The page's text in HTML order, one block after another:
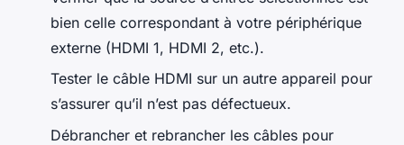
bien celle correspondant à votre périphérique
externe (HDMI 1, HDMI 2, etc.).
Tester le câble HDMI sur un autre appareil pour
s’assurer qu’il n’est pas défectueux.
Débrancher et rebrancher les câbles pour